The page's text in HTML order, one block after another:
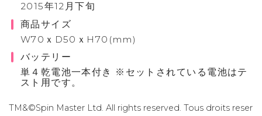
2015年12月下旬
商品サイズ
W70ｘD50ｘH70(mm)
バッテリー
単４乾電池一本付き ※セットされている電池はテ
スト用です。
TM&©Spin Master Ltd. All rights reserved. Tous droits reser